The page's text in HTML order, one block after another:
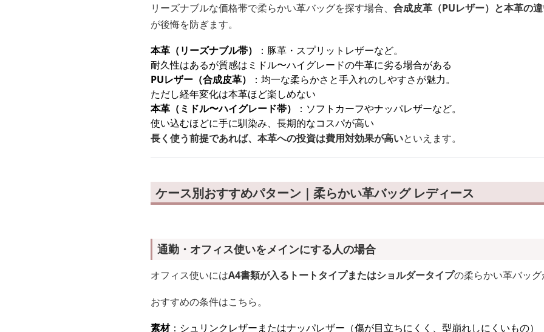
リーズナブルな価格帯で柔らかい革バッグを探す場合、 合成皮革（PUレザー）と本革の
が後悔を防ぎます。
本革（リーズナブル帯）
：豚革・スプリットレザーなど。
耐久性はあるが質感はミドル〜ハイグレードの牛革に劣る場合がある
PUレザー（合成皮革）
：均一な柔らかさと手入れのしやすさが魅力。
ただし経年変化は本革ほど楽しめない
本革（ミドル〜ハイグレード帯）
：ソフトカーフやナッパレザーなど。
使い込むほどに手に馴染み、長期的なコスパが高い
長く使う前提であれば、本革への投資は費用対効果が高いといえます。
ケース別おすすめパターン｜柔らかい革バッグ レディース
通勤・オフィス使いをメインにする人の場合
オフィス使いにはA4書類が入るトートタイプまたはショルダータイプの柔らかい革バッグ
おすすめの条件はこちら。
素材：シュリンクレザーまたはナッパレザー（傷が目立ちにくく、型崩れしにくいもの）